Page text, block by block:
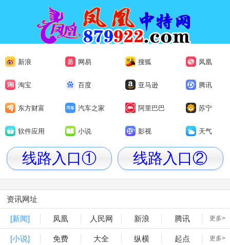
新浪 网易 搜狐 凤凰
淘宝 百度 亚马逊 腾讯
东方财富 汽车之家 阿里巴巴 苏宁
软件应用 小说 影视 天气
线路入口① 线路入口②
资讯网址
[新闻] 凤凰 人民网 新浪 腾讯 更多>
[小说] 免费 大全 纵横 起点 更多>